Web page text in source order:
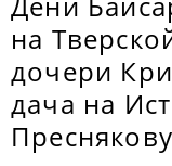
на
дочери
дача на